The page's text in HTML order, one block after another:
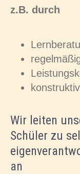
z.B. durch
Wir leiten
Schüler zu
an